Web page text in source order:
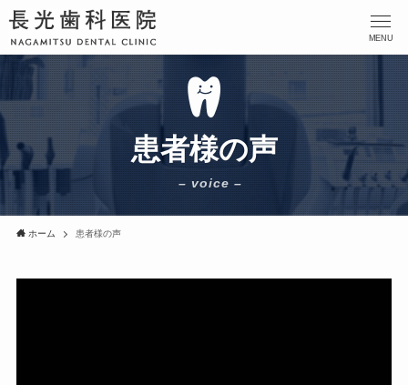
MENU
患者様の声
– voice –
ホーム 患者様の声